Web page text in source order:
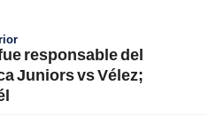
responsable del
Juniors vs Vélez;